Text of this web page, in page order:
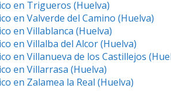
en Trigueros (Huelva)
en Valverde del Camino (Huelva)
en Villablanca (Huelva)
en Villalba del Alcor (Huelva)
en Villanueva de los Castillejos
en Villarrasa (Huelva)
en Zalamea la Real (Huelva)